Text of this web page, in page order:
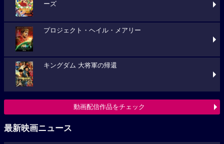
ーズ
プロジェクト・ヘイル・メアリー
キングダム 大将軍の帰還
動画配信作品をチェック
最新映画ニュース